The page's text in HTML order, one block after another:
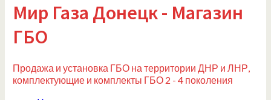
Мир Газа Донецк - Магазин
ГБО
Продажа и установка ГБО на территории ДНР и ЛНР,
комплектующие и комплекты ГБО 2 - 4 поколения